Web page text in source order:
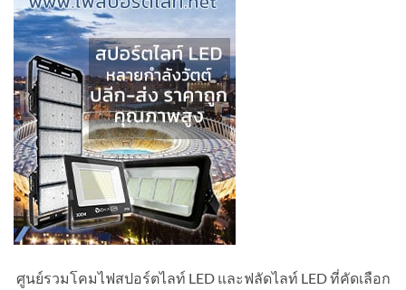
ศูนย์รวมโคมไฟสปอร์ตไลท์ LED และฟลัดไลท์ LED ที่คัดเลือก